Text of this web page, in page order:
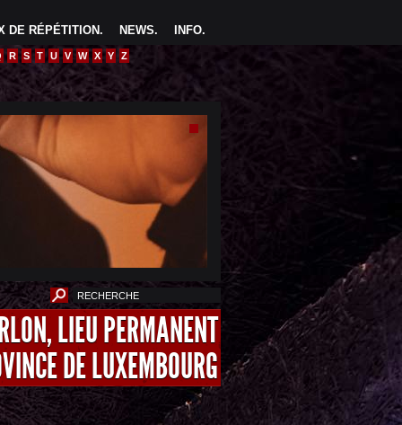
INFO.
NEWS.
DE RÉPÉTITION.
R S T U V W X Y Z
LIEU PERMANENT
DE LUXEMBOURG